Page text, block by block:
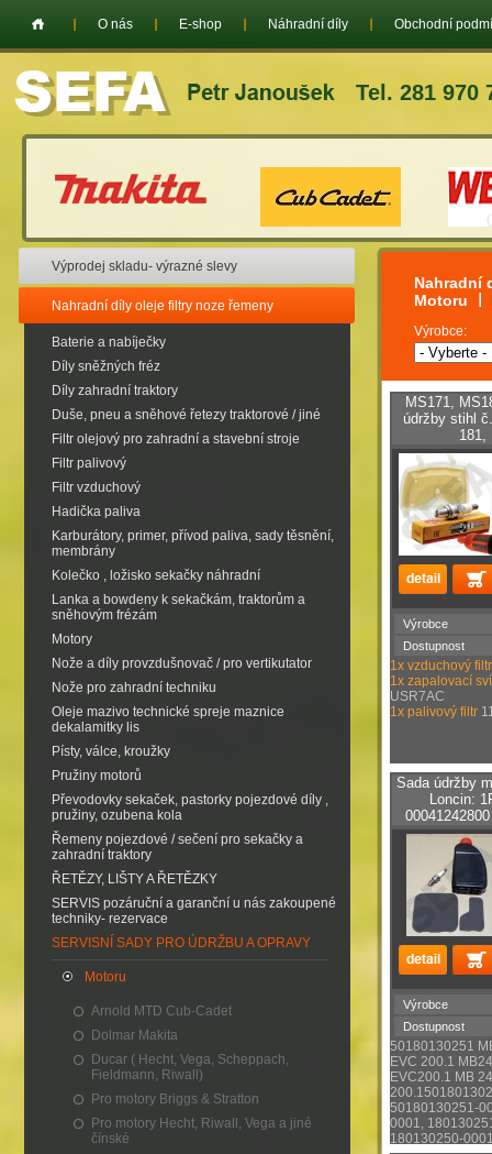
Tel. 281 970
O nás E-shop Náhradní díly Obchodní
Výprodej skladu- výrazné slevy
Nahradní díly oleje filtry noze řemeny
Baterie a nabíječky
Díly sněžných fréz
Díly zahradní traktory
Duše, pneu a sněhové řetezy traktorové / jiné
Filtr olejový pro zahradní a stavební stroje
Filtr palivový
Filtr vzduchový
Hadička paliva
Karburátory, primer, přívod paliva, sady těsnění,
membrány
Kolečko , ložisko sekačky náhradní
Lanka a bowdeny k sekačkám, traktorům a
sněhovým frézám
Motory
Nože a díly provzdušnovač / pro vertikutator
Nože pro zahradní techniku
Oleje mazivo technické spreje maznice
dekalamitky lis
Písty, válce, kroužky
Pružiny motorů
Převodovky sekaček, pastorky pojezdové díly ,
pružiny, ozubena kola
Řemeny pojezdové / sečení pro sekačky a
zahradní traktory
ŘETĚZY, LIŠTY A ŘETĚZKY
SERVIS pozáruční a garanční u nás zakoupené
techniky- rezervace
SERVISNÍ SADY PRO ÚDRŽBU A OPRAVY
Motoru
Arnold MTD Cub-Cadet
Dolmar Makita
Ducar ( Hecht, Vega, Scheppach,
Fieldmann, Riwall)
Pro motory Briggs & Stratton
Pro motory Hecht, Riwall, Vega a jiné
čínské
Nahradní
Motoru
Výrobce:
MS171,
údržby stihl
181,
Výrobce
Dostupnost
1x vzduchový
1x zapalovací
USR7AC
1x palivový filtr
Sada údržby
Loncin:
Výrobce
Dostupnost
50180130251
EVC 200.1
EVC200.1 MB
50180130251-
0001,
180130250-